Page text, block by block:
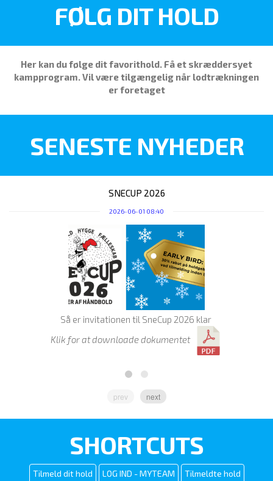
FØLG DIT HOLD
Her kan du følge dit favorithold. Få et skræddersyet
kampprogram.Vil være tilgængelig når lodtrækningen
er foretaget
SENESTE NYHEDER
SNECUP 2026
2026-06-01 08:40
Så er invitationen til SneCup 2026 klar
Klik for at downloade dokumentet
prev next
SHORTCUTS
Tilmeld dit hold LOG IND - MYTEAM Tilmeldte hold